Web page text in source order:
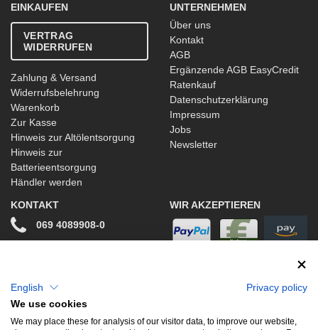
EINKAUFEN
VERTRAG
WIDERRUFEN
Zahlung & Versand
Widerrufsbelehrung
Warenkorb
Zur Kasse
Hinweis zur Altölentsorgung
Hinweis zur
Batterieentsorgung
Händler werden
UNTERNEHMEN
Über uns
Kontakt
AGB
Ergänzende AGB EasyCredit
Ratenkauf
Datenschutzerklärung
Impressum
Jobs
Newsletter
KONTAKT
069 4089908-0
Facebook
WIR AKZEPTIEREN
English
Privacy policy
We use cookies
We may place these for analysis of our visitor data, to improve our website,